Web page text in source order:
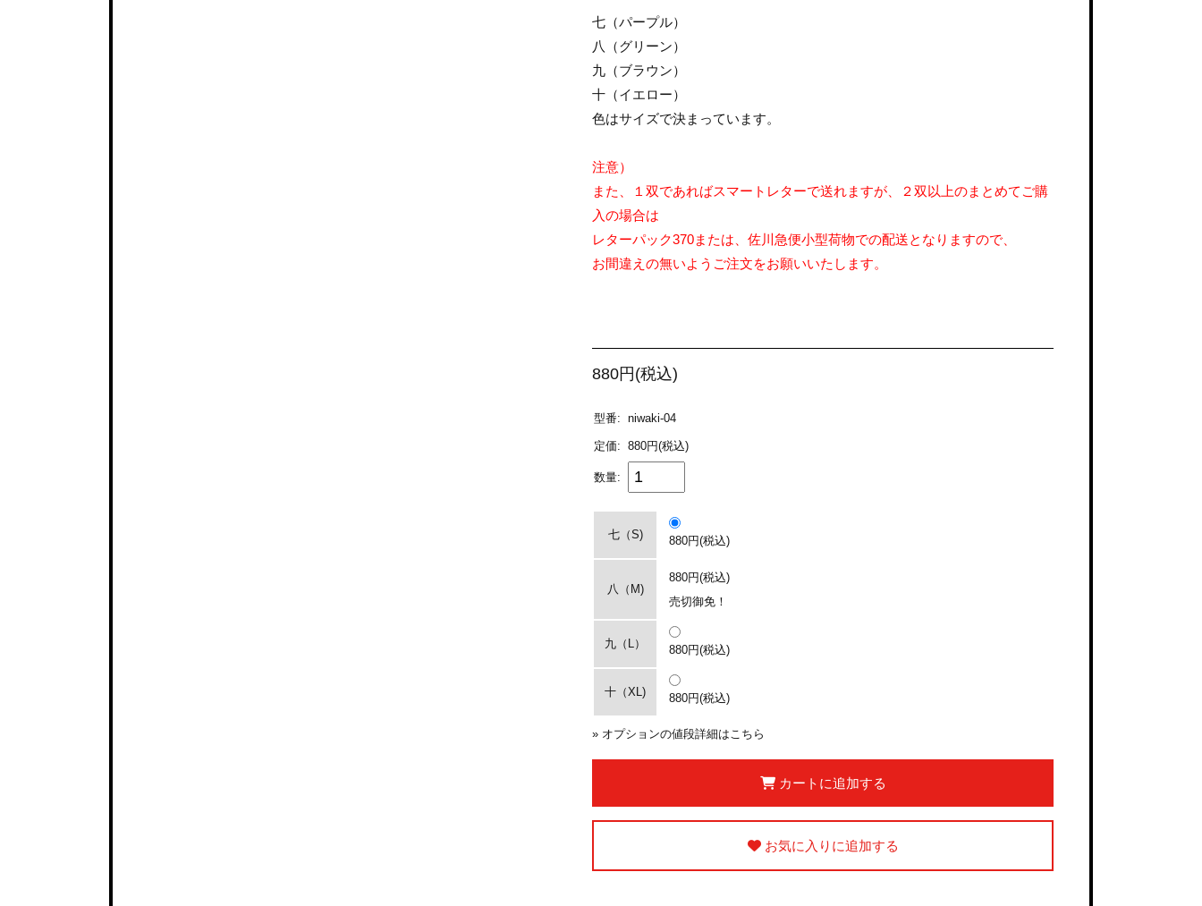
七（パープル）
八（グリーン）
九（ブラウン）
十（イエロー）
色はサイズで決まっています。
注意）
また、１双であればスマートレターで送れますが、２双以上のまとめてご購
入の場合は
レターパック370または、佐川急便小型荷物での配送となりますので、
お間違えの無いようご注文をお願いいたします。
880円(税込)
型番: niwaki-04
定価: 880円(税込)
数量:
七（S) 880円(税込)
八（M)
880円(税込)
売切御免！
九（L） 880円(税込)
十（XL) 880円(税込)
» オプションの値段詳細はこちら
カートに追加する
お気に入りに追加する